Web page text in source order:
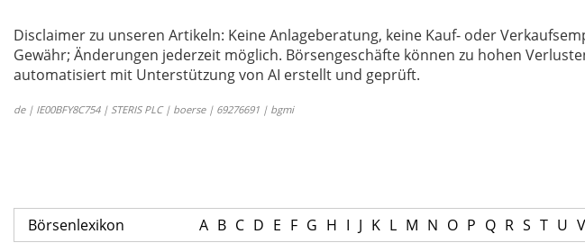
Disclaimer zu unseren Artikeln: Keine Anlageberatung, keine Kauf- oder
Gewähr; Änderungen jederzeit möglich. Börsengeschäfte können zu hohen
automatisiert mit Unterstützung von AI erstellt und geprüft.
de | IE00BFY8C754 | STERIS PLC | boerse | 69276691 | bgmi
Börsenlexikon A B C D E F G H I J K L M N O P Q R S T U V